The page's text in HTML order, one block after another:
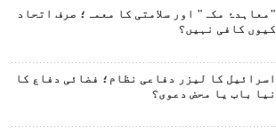
"معاہدۂ مکہ" اور سلامتی کا معمہ؛ صرف اتحاد
کیوں کافی نہیں؟
اسرائیل کا لیزر دفاعی نظام؛ فضائی دفاع کا
نیا باب یا محض دعوی؟